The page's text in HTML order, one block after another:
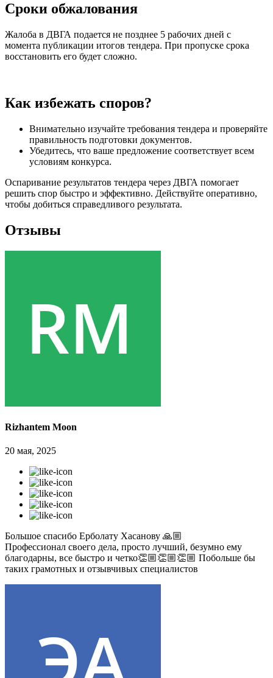
Сроки обжалования
Жалоба в ДВГА подается не позднее 5 рабочих дней с
момента публикации итогов тендера. При пропуске срока
восстановить его будет сложно.
Как избежать споров?
Внимательно изучайте требования тендера и проверяйте
правильность подготовки документов.
Убедитесь, что ваше предложение соответствует всем
условиям конкурса.
Оспаривание результатов тендера через ДВГА помогает
решить спор быстро и эффективно. Действуйте оперативно,
чтобы добиться справедливого результата.
Отзывы
Rizhantem Moon
20 мая, 2025
Большое спасибо Ерболату Хасанову 🙏🏼
Профессионал своего дела, просто лучший, безумно ему
благодарны, все быстро и четко👏🏼👏🏼👏🏼 Побольше бы
таких грамотных и отзывчивых специалистов